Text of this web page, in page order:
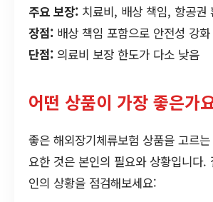
주요 보장: 치료비, 배상 책임, 항공권
장점: 배상 책임 포함으로 안전성 강화
단점: 의료비 보장 한도가 다소 낮음
어떤 상품이 가장 좋은가
좋은 해외장기체류보험 상품을 고르
요한 것은 본인의 필요와 상황입니다.
인의 상황을 점검해보세요: